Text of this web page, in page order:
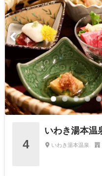
4
いわき湯本
いわき湯本温泉